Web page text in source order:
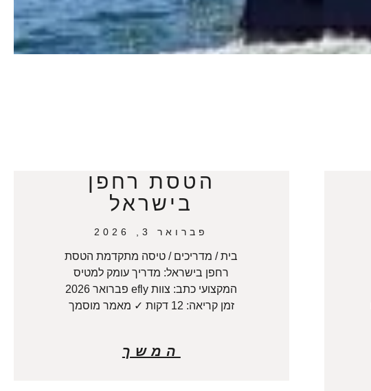
הטסת רחפן
בישראל
פברואר 3, 2026
בית / מדריכים / טיסה מתקדמת הטסת
רחפן בישראל: מדריך עומק למטיס
המקצועי כתב: צוות efly פברואר 2026
זמן קריאה: 12 דקות ✓ מאמר מוסמך
המשך